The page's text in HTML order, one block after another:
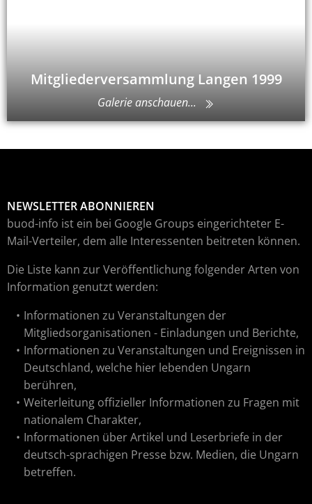
Mitgliederversammlung Langen 1999
Galerie anschauen...
NEWSLETTER ABONNIEREN
buod-info ist ein bei Google Groups eingerichteter E-
Mail-Verteiler, dem alle Interessenten beitreten können.
Die Liste kann zur Veröffentlichung folgender Arten von
Information genutzt werden:
Informationen zu Veranstaltungen der
Mitgliedsorganisationen - Einladungen und Berichte,
Informationen zu Veranstaltungen und Ereignissen in
Deutschland, welche hier lebenden Ungarn
berühren,
Weiterleitung offizieller Informationen zu Fragen mit
nationalem Charakter,
Informationen über Artikel und Leserbriefe in der
deutsch-sprachigen Presse bzw. Medien, die Ungarn
betreffen.